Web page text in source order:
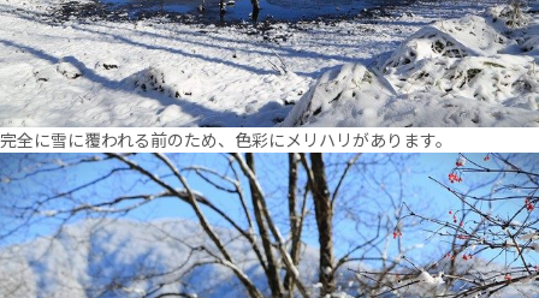
完全に雪に覆われる前のため、色彩にメリハリがあります。